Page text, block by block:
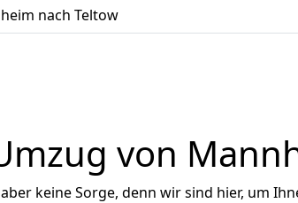
nach Teltow
von
keine Sorge, denn wir sind hier, um